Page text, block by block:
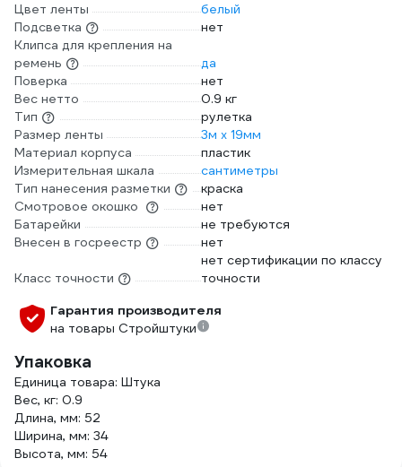
Цвет ленты
белый
Подсветка
нет
Клипса для крепления на
ремень
да
Поверка
нет
Вес нетто
0.9 кг
Тип
рулетка
Размер ленты
3м х 19мм
Материал корпуса
пластик
Измерительная шкала
сантиметры
Тип нанесения разметки
краска
Смотровое окошко
нет
Батарейки
не требуются
Внесен в госреестр
нет
Класс точности
нет сертификации по классу
точности
Гарантия производителя
на товары Стройштуки
Упаковка
Единица товара: Штука
Вес, кг: 0.9
Длина, мм: 52
Ширина, мм: 34
Высота, мм: 54